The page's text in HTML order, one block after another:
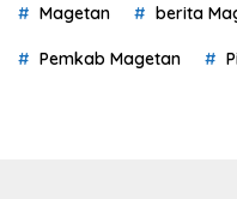
Magetan berita
Pemkab Magetan